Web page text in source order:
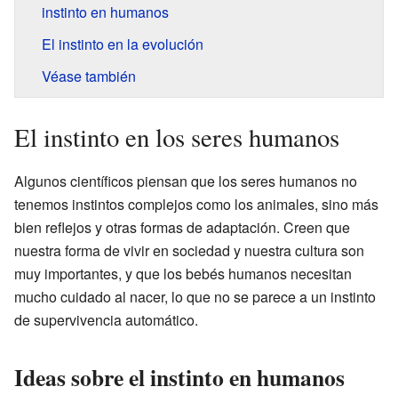
instinto en humanos
El instinto en la evolución
Véase también
El instinto en los seres humanos
Algunos científicos piensan que los seres humanos no
tenemos instintos complejos como los animales, sino más
bien reflejos y otras formas de adaptación. Creen que
nuestra forma de vivir en sociedad y nuestra cultura son
muy importantes, y que los bebés humanos necesitan
mucho cuidado al nacer, lo que no se parece a un instinto
de supervivencia automático.
Ideas sobre el instinto en humanos